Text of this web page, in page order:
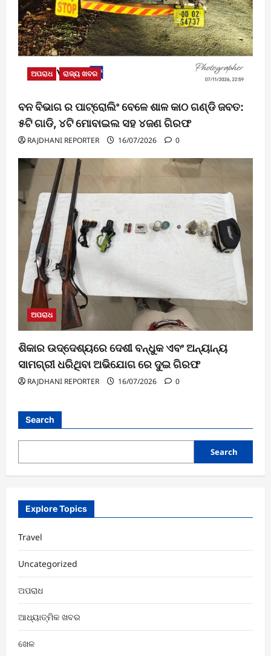
ଅପରାଧ ରାଜ୍ୟ ଖବର
ବନ ବିଭାଗ ର ପାଟ୍ରୋଲିଂ ବେଳେ ଶାଳ କାଠ ଗଣ୍ଡି ଜବତ:
୫ଟି ଗାଡି, ୪ଟି ମୋବାଇଲ ସହ ୪ଜଣ ଗିରଫ
RAJDHANI REPORTER 16/07/2026 0
ଅପରାଧ
ଶିକାର ଉଦ୍ଦେଶ୍ୟରେ ଦେଶୀ ବନ୍ଧୁକ ଏବଂ ଅନ୍ୟାନ୍ୟ
ସାମଗ୍ରୀ ଧରିଥିବା ଅଭିଯୋଗ ରେ ଦୁଇ ଗିରଫ
RAJDHANI REPORTER 16/07/2026 0
Search
Search
Explore Topics
Travel
Uncategorized
ଅପରାଧ
ଆଧ୍ୟାତ୍ମିକ ଖବର
ଖେଳ